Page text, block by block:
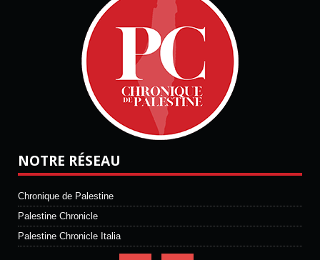
NOTRE RÉSEAU
Chronique de Palestine
Palestine Chronicle
Palestine Chronicle Italia